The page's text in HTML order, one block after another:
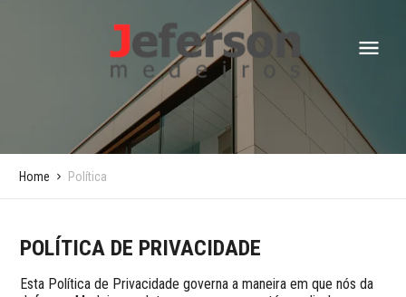
Home Política
POLÍTICA DE PRIVACIDADE
Esta Política de Privacidade governa a maneira em que nós da